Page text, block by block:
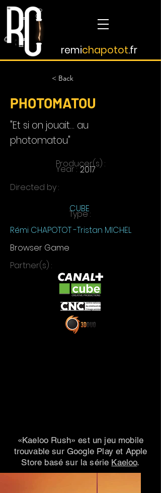
remichapotot.fr
< Back
PHOTOMATOU
"Et si on jouait... au
photomatou"
2017
Producer(s) :
Year :
Directed by :
Type :
CUBE
Rémi CHAPOTOT -Tristan MICHEL
Browser Game
Partner(s) :
«Kaeloo Rush» est un jeu mobile
trouvable sur Google Play et Apple
Store basé sur la série Kaeloo.